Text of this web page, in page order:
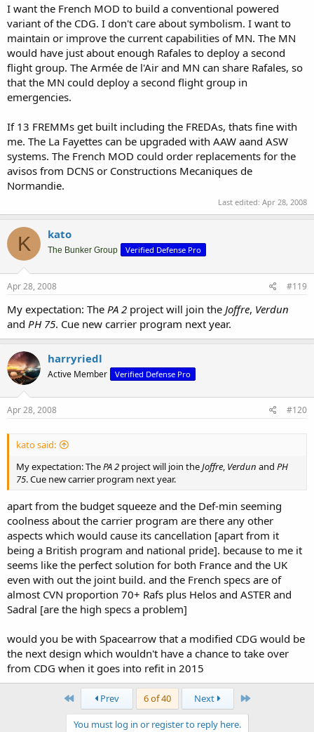
I want the French MOD to build a conventional powered
variant of the CDG. I don't care about symbolism. I want to
maintain or improve the current capabilities of MN. The MN
would have just about enough Rafales to deploy a second
flight group. The Armée de l'Air and MN can share Rafales, so
that the MN could deploy a second flight group in
emergencies.
If 13 FREMMs get built including the FREDAs, thats fine with
me. The La Fayettes can be upgraded with AAW aand ASW
systems. The French MOD could order replacements for the
avisos from DCNS or Constructions Mecaniques de
Normandie.
Last edited: Apr 28, 2008
K kato
The Bunker Group Verified Defense Pro
Apr 28, 2008 #119
My expectation: The PA 2 project will join the Joffre, Verdun
and PH 75. Cue new carrier program next year.
harryriedl
Active Member Verified Defense Pro
Apr 28, 2008 #120
kato said:
My expectation: ThePA 2 project will join theJoffre, Verdun and PH
75. Cue new carrier program next year.
apart from the budget squeeze and the Def-min seeming
coolness about the carrier program are there any other
aspects which would cause its cancellation [apart from it
being a British program and national pride]. because to me it
seems like the perfect solution for both France and the UK
even with out the joint build. and the French specs are of
almost CVN proportion 70+ Rafs plus Helos and ASTER and
Sadral [are the high specs a problem]
would you be with Spacearrow that a modified CDG would be
the next design which wouldn't have a chance to take over
from CDG when it goes into refit in 2015
First Prev 6 of 40 Next Last
You must log in or register to reply here.